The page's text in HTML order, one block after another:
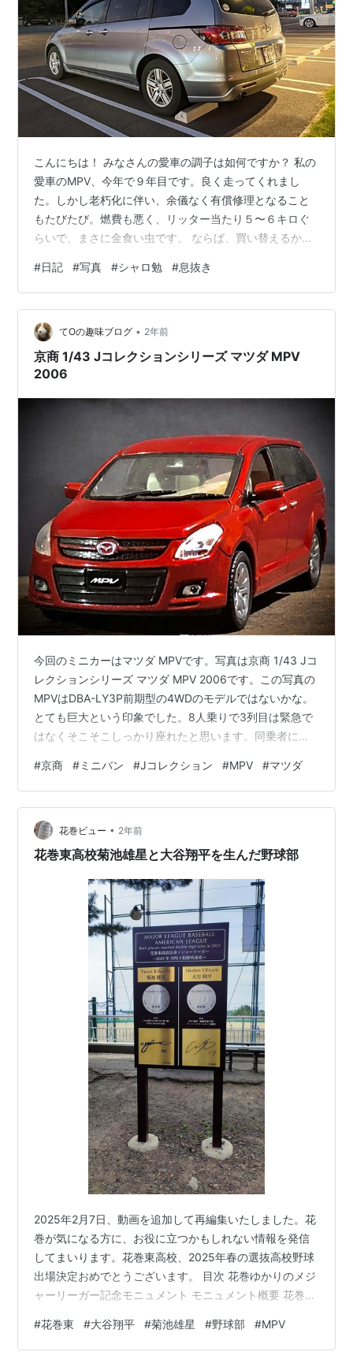
こんにちは！ みなさんの愛車の調子は如何ですか？ 私の
愛車のMPV、今年で９年目です。良く走ってくれまし
た。しかし老朽化に伴い、余儀なく有償修理となること
もたびたび。燃費も悪く、リッター当たり５〜６キロぐ
らいで、まさに金食い虫です。 ならば、買い替えるか？
が、本当の理由は、ご想像通り、金欠にあります（泣）
それにしても、ガソリン代って、高過ぎません？ ガソリ
ン代の二重課税*1、本当にやめてほしいし、価格高騰を
何とかしてほしいと思います。 この度、ガソリンの暫定
税率が廃止されるという報道を見聞きして、溜飲*2が下
がる思いがしました。これが廃止され…
#日記 #写真 #シャロ勉 #息抜き
てOの趣味ブログ • 2年前
京商 1/43 Jコレクションシリーズ マツダ MPV
2006
今回のミニカーはマツダ MPVです。写真は京商 1/43 Jコ
レクションシリーズ マツダ MPV 2006です。この写真の
MPVはDBA-LY3P前期型の4WDのモデルではないかな。
とても巨大という印象でした。8人乗りで3列目は緊急で
はなくそこそこしっかり座れたと思います。同乗者にと
通法規的にとても窮屈といった感じでした。 他の8人乗
りミニバンと比べて屋根が低いようで、前から見るとそ
れほど大きく見られないようでした。前面投影面積が小
さいミニバンだったのかな、と思います。幅も広く長い
車体のお陰で多くの荷物を運べました。一般道では持て
#京商 #ミニバン #Jコレクション #MPV #マツダ
花巻ビュー • 2年前
花巻東高校菊池雄星と大谷翔平を生んだ野球部
2025年2月7日、動画を追加して再編集いたしました。花
巻が気になる方に、お役に立つかもしれない情報を発信
してまいります。花巻東高校、2025年春の選抜高校野球
出場決定おめでとうございます。 目次 花巻ゆかりのメジ
ャーリーガー記念モニュメント モニュメント概要 花巻東
ホームラン王記念モニュメント 銀色に輝く大谷翔平モニ
ュメント設置由来 2024年4月設置2023年同時2桁勝利達
#花巻東 #大谷翔平 #菊池雄星 #野球部 #MPV